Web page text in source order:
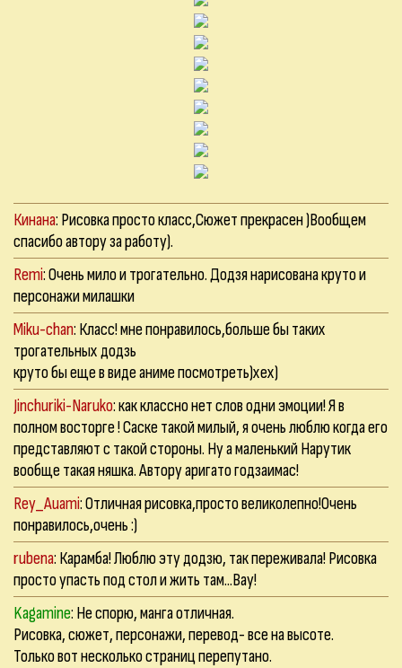
Кинана: Рисовка просто класс,Сюжет прекрасен )Вообщем
спасибо автору за работу).
Remi: Очень мило и трогательно. Додзя нарисована круто и
персонажи милашки
Miku-chan: Класс! мне понравилось,больше бы таких
трогательных додзь
круто бы еще в виде аниме посмотреть)хех)
Jinchuriki-Naruko: как классно нет слов одни эмоции! Я в
полном восторге ! Саске такой милый, я очень люблю когда его
представляют с такой стороны. Ну а маленький Нарутик
вообще такая няшка. Автору аригато годзаимас!
Rey_Auami: Отличная рисовка,просто великолепно!Очень
понравилось,очень :)
rubena: Карамба! Люблю эту додзю, так переживала! Рисовка
просто упасть под стол и жить там...Вау!
Kagamine: Не спорю, манга отличная.
Рисовка, сюжет, персонажи, перевод- все на высоте.
Только вот несколько страниц перепутано.